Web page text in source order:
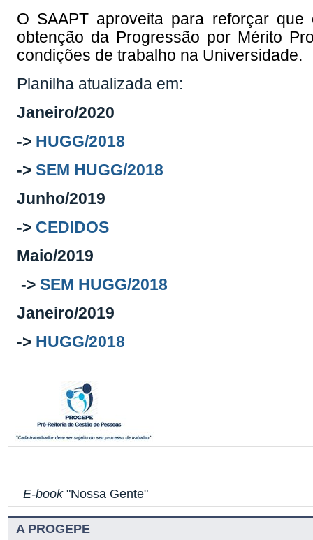
O SAAPT aproveita para reforçar
obtenção da Progressão por Mérito
condições de trabalho na Universidade.
Planilha atualizada em:
Janeiro/2020
-> HUGG/2018
->SEM HUGG/2018
Junho/2019
-> CEDIDOS
Maio/2019
->SEM HUGG/2018
Janeiro/2019
-> HUGG/2018
E-book"Nossa Gente"
A PROGEPE